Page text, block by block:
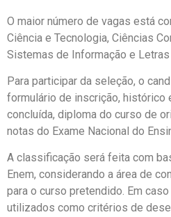
O maior número de vagas está
Ciência e Tecnologia, Ciências
Sistemas de Informação e Letras
Para participar da seleção, o
formulário de inscrição, histórico
concluída, diploma do curso de
notas do Exame Nacional do
A classificação será feita com
Enem, considerando a área de
para o curso pretendido. Em
utilizados como critérios de